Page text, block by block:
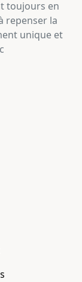
toujours en
repenser la
unique et